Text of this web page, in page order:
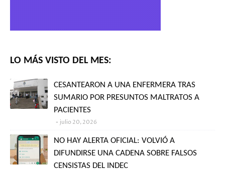
LO MÁS VISTO DEL MES:
CESANTEARON A UNA ENFERMERA TRAS
SUMARIO POR PRESUNTOS MALTRATOS A
PACIENTES
julio 20, 2026
NO HAY ALERTA OFICIAL: VOLVIÓ A
DIFUNDIRSE UNA CADENA SOBRE FALSOS
CENSISTAS DEL INDEC